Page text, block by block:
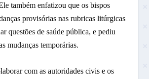
também enfatizou que os bispos
provisórias nas rubricas litúrgicas
questões de saúde pública, e pediu
mudanças temporárias.
com as autoridades civis e os